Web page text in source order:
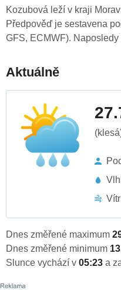
Kozubová leží v kraji
Předpověď je sestavena
GFS, ECMWF).
Aktuálně
Dnes změřené maximum
Dnes změřené minimum
Slunce vychází v 05:23 a